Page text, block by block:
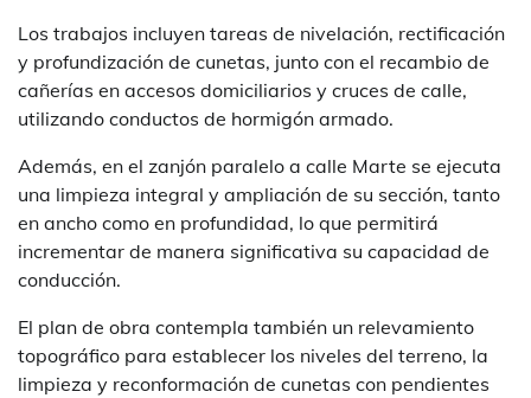
Los trabajos incluyen tareas de nivelación, rectificación
y profundización de cunetas, junto con el recambio de
cañerías en accesos domiciliarios y cruces de calle,
utilizando conductos de hormigón armado.
Además, en el zanjón paralelo a calle Marte se ejecuta
una limpieza integral y ampliación de su sección, tanto
en ancho como en profundidad, lo que permitirá
incrementar de manera significativa su capacidad de
conducción.
El plan de obra contempla también un relevamiento
topográfico para establecer los niveles del terreno, la
limpieza y reconformación de cunetas con pendientes